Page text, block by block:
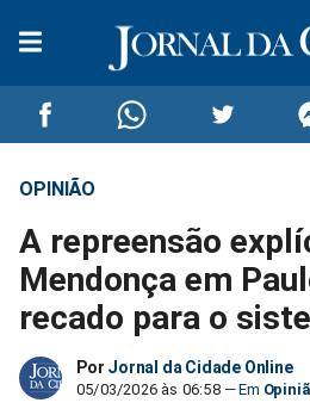
Compartilhar
no
Facebook
Compartilhar
no
Whatsapp
no
Twitter
OPINIÃO
A repreensão
Mendonça em
recado para o
Por Jornal da Cidade Online
05/03/2026 às 06:58